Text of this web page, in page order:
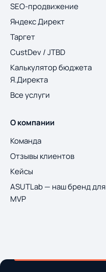
SEO-продвижение
Яндекс Директ
Таргет
CustDev / JTBD
Калькулятор бюджета
Я.Директа
Все услуги
О компании
Команда
Отзывы клиентов
Кейсы
ASUTLab — наш бренд для
MVP